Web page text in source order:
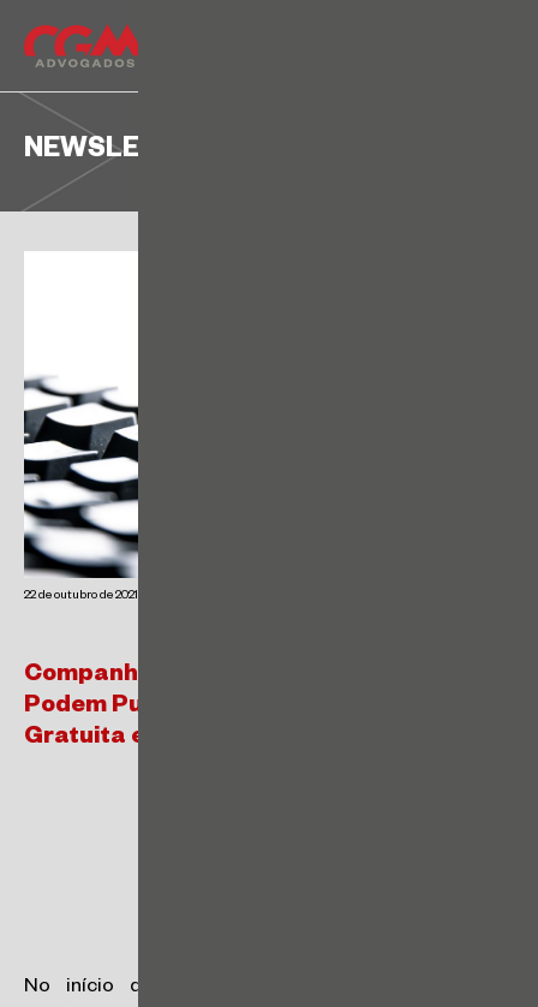
NEWSLETTER
22 de outubro de 2021
Companhias Fechadas de Menor Porte já
Podem Publicar seus Atos de Forma
Gratuita e Eletrônica
No início de outubro, o Ministério da Economia